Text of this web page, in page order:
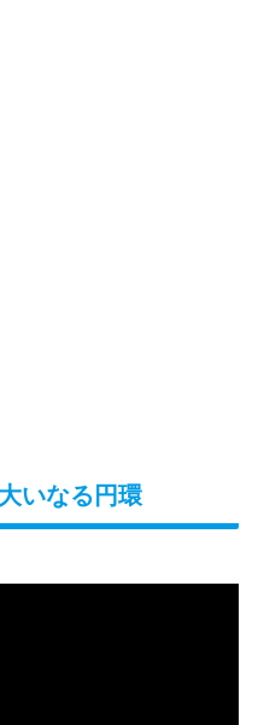
いなる円環